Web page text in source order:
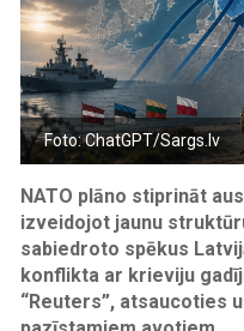
Foto: ChatGPT/Sargs.lv
NATO plāno stiprināt
izveidojot jaunu
sabiedroto spēkus
konflikta ar krieviju
“Reuters”, atsaucoties